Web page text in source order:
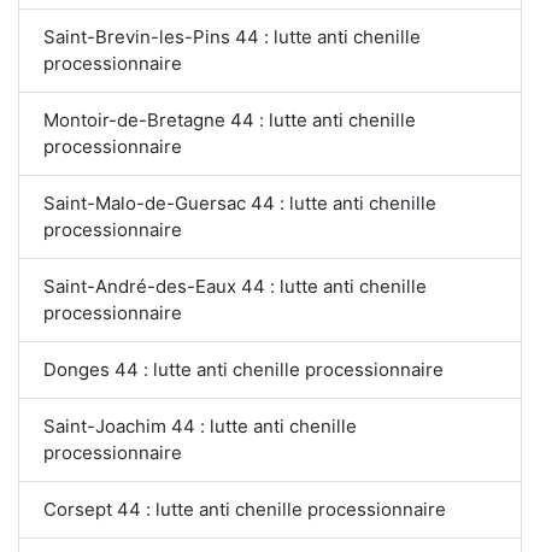
Saint-Brevin-les-Pins 44 : lutte anti chenille
processionnaire
Montoir-de-Bretagne 44 : lutte anti chenille
processionnaire
Saint-Malo-de-Guersac 44 : lutte anti chenille
processionnaire
Saint-André-des-Eaux 44 : lutte anti chenille
processionnaire
Donges 44 : lutte anti chenille processionnaire
Saint-Joachim 44 : lutte anti chenille
processionnaire
Corsept 44 : lutte anti chenille processionnaire